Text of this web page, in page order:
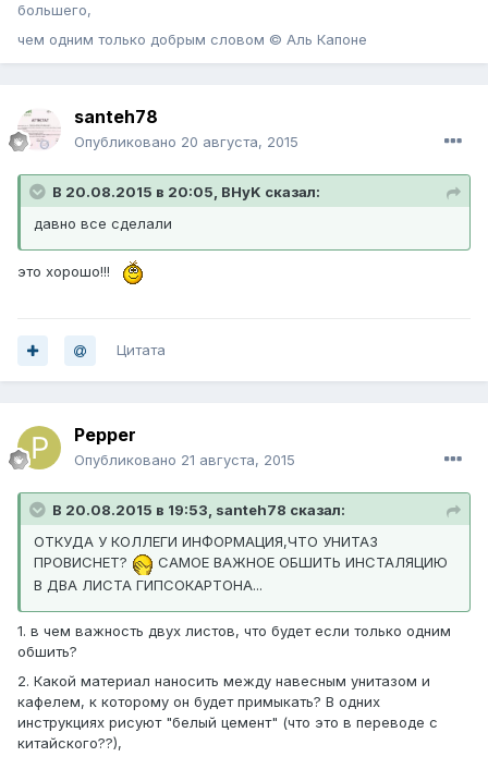
большего,
чем одним только добрым словом © Аль Капоне
santeh78
Опубликовано 20 августа, 2015
В 20.08.2015 в 20:05, BHyK сказал:
давно все сделали
это хорошо!!!
Цитата
Pepper
Опубликовано 21 августа, 2015
В 20.08.2015 в 19:53, santeh78 сказал:
ОТКУДА У КОЛЛЕГИ ИНФОРМАЦИЯ,ЧТО УНИТАЗ
ПРОВИСНЕТ?
САМОЕ ВАЖНОЕ ОБШИТЬ ИНСТАЛЯЦИЮ
В ДВА ЛИСТА ГИПСОКАРТОНА...
1. в чем важность двух листов, что будет если только одним
обшить?
2. Какой материал наносить между навесным унитазом и
кафелем, к которому он будет примыкать? В одних
инструкциях рисуют "белый цемент" (что это в переводе с
китайского??),